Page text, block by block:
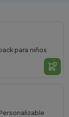
para niños